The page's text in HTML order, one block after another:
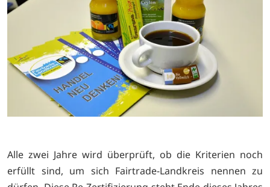
Alle zwei Jahre wird überprüft, ob die Kriterien noch
erfüllt sind, um sich Fairtrade-Landkreis nennen zu